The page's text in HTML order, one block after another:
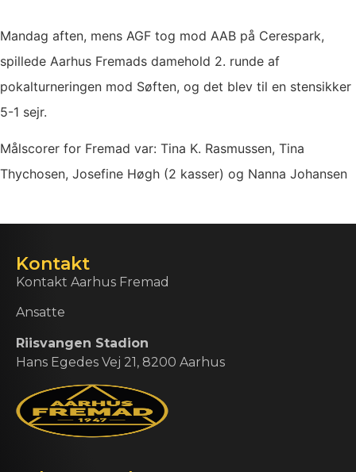
Mandag aften, mens AGF tog mod AAB på Cerespark,
spillede Aarhus Fremads damehold 2. runde af
pokalturneringen mod Søften, og det blev til en stensikker
5-1 sejr.
Målscorer for Fremad var: Tina K. Rasmussen, Tina
Thychosen, Josefine Høgh (2 kasser) og Nanna Johansen
Kontakt
Kontakt Aarhus Fremad
Ansatte
Riisvangen Stadion
Hans Egedes Vej 21, 8200 Aarhus